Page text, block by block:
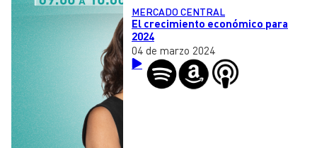
MERCADO CENTRAL
El crecimiento económico para
2024
04 de marzo 2024